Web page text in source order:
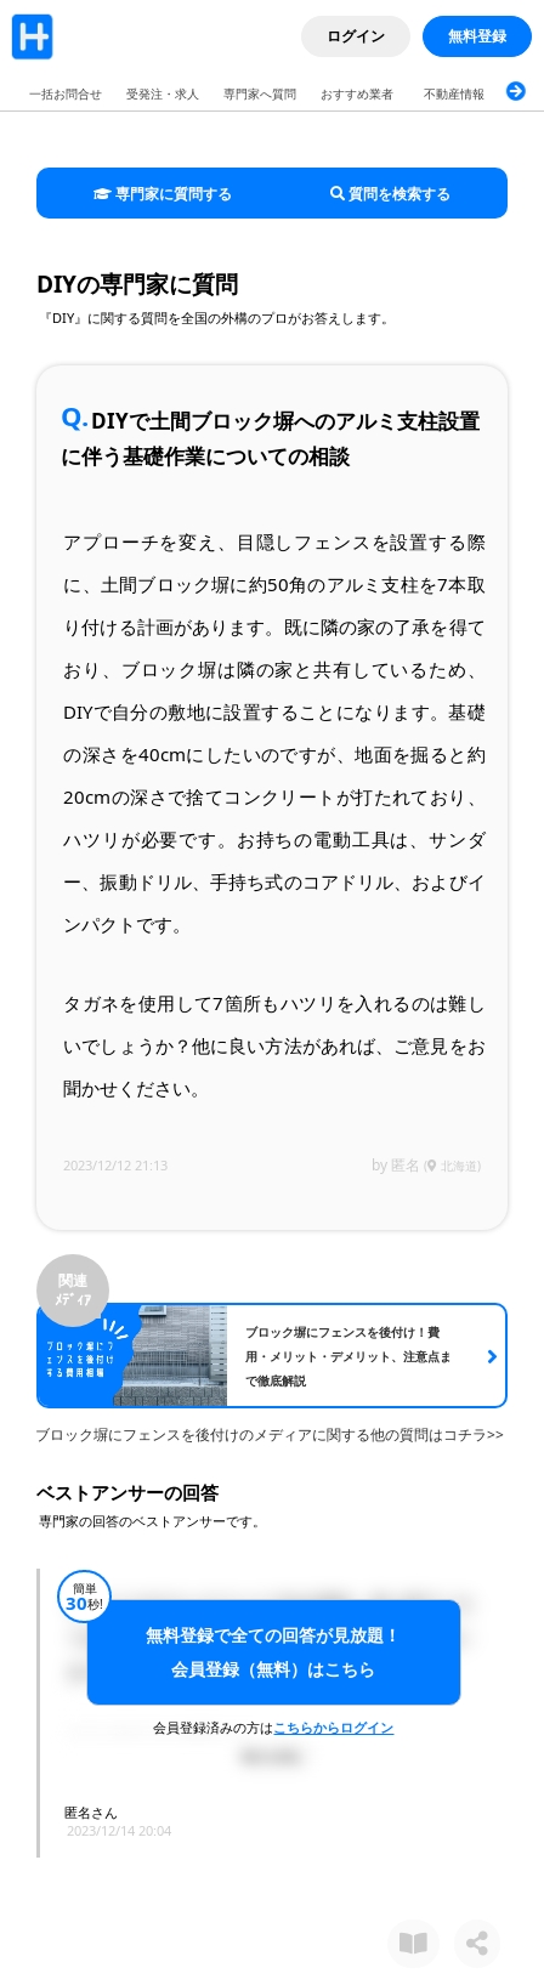
ログイン 無料登録
一括お問合せ 受発注・求人 専門家へ質問 おすすめ業者 不動産情報 ブログ
専門家に質問する 質問を検索する
DIYの専門家に質問
『DIY』に関する質問を全国の外構のプロがお答えします。
Q.DIYで土間ブロック塀へのアルミ支柱設置
に伴う基礎作業についての相談
アプローチを変え、目隠しフェンスを設置する際
に、土間ブロック塀に約50角のアルミ支柱を7本取
り付ける計画があります。既に隣の家の了承を得て
おり、ブロック塀は隣の家と共有しているため、
DIYで自分の敷地に設置することになります。基礎
の深さを40cmにしたいのですが、地面を掘ると約
20cmの深さで捨てコンクリートが打たれており、
ハツリが必要です。お持ちの電動工具は、サンダ
ー、振動ドリル、手持ち式のコアドリル、およびイ
ンパクトです。
タガネを使用して7箇所もハツリを入れるのは難し
いでしょうか？他に良い方法があれば、ご意見をお
聞かせください。
2023/12/12 21:13 by 匿名 ( 北海道)
関連
ﾒﾃﾞｨｱ
ブロック塀にフェンスを後付け！費
用・メリット・デメリット、注意点ま
で徹底解説
ブロック塀にフェンスを後付けのメディアに関する他の質問はコチラ>>
ベストアンサーの回答
専門家の回答のベストアンサーです。
簡単
30秒!
会員登録済みの方はこちらからログイン
無料登録で全ての回答が見放題！
会員登録（無料）はこちら
もしベースがコンクリートである場合、差し筋アンカ
ーを使用し、コンクリートでしっかりと固めるのはい
かがでしょうか？
以下が施工法の概要です：
穴を450角程度に掘り、柱のセンターから150振り分け
で穴を開け、アンカーを打ち込んだら、配筋を行い、
更に柱の芯に穴を開け、鉄筋を通します。できれば穴
匿名さん
2023/12/14 20:04